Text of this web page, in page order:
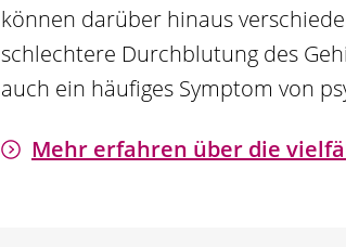
können darüber hinaus
schlechtere Durchblutung des
auch ein häufiges Symptom von
Mehr erfahren über die